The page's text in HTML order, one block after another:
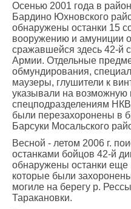
Осенью 2001 года в
Бардино Юхновского
обнаружены останки 15
вооружению и амуниции
сражавшейся здесь 42-й
Армии. Отдельные
обмундирования,
маузеры, глушители к
указывали на возможную
спецподразделениям
были перезахоронены в
Барсуки Мосальского
Весной - летом 2006 г.
останками бойцов 42-й
обнаружены останки еще
которые были
могиле на берегу р.
Таракановки.